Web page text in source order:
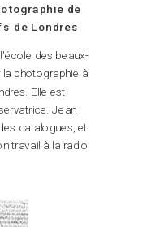
de
de Londres
des beaux-
photographie à
Elle est
Jean
catalogues, et
travail à la radio